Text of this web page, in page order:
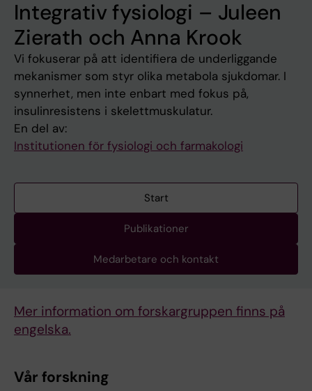
Integrativ fysiologi – Juleen
Zierath och Anna Krook
Vi fokuserar på att identifiera de underliggande
mekanismer som styr olika metabola sjukdomar. I
synnerhet, men inte enbart med fokus på,
insulinresistens i skelettmuskulatur.
En del av:
Institutionen för fysiologi och farmakologi
Start
Publikationer
Medarbetare och kontakt
Mer information om forskargruppen finns på
engelska.
Vår forskning